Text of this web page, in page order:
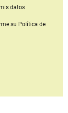
datos
su Política de